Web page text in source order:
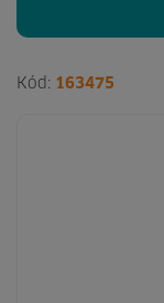
Kód: 163475